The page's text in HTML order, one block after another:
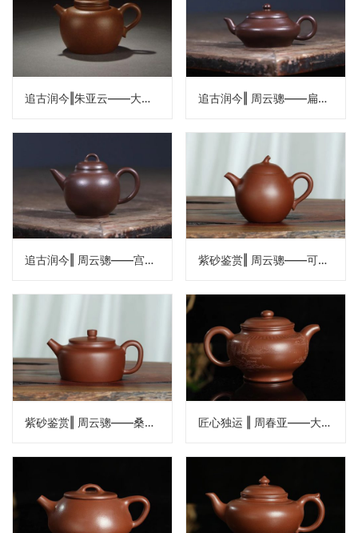
追古润今‖朱亚云——大彬圈钮壶 追古润今‖ 周云骢——扁灯壶
追古润今‖ 周云骢——宫灯水平壶 紫砂鉴赏‖ 周云骢——可心梨式壶
紫砂鉴赏‖ 周云骢——桑扁壶 匠心独运 ‖ 周春亚——大亨掇只壶